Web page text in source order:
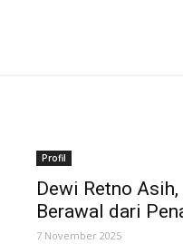
Profil
Dewi Retno
Berawal dari
7 November 2025